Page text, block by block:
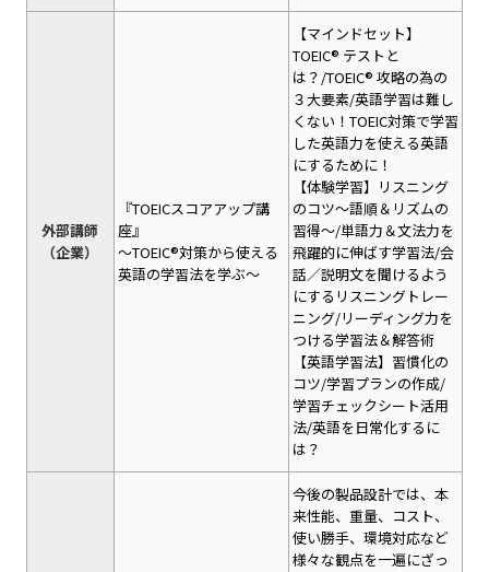
外部講師
（企業）
『TOEICスコアアップ講
座』
～TOEIC®対策から使える
英語の学習法を学ぶ～
【マインドセット】
TOEIC® テストと
は？/TOEIC® 攻略の為の
３大要素/英語学習は難し
くない！TOEIC対策で学習
した英語力を使える英語
にするために！
【体験学習】リスニング
のコツ～語順＆リズムの
習得～/単語力＆文法力を
飛躍的に伸ばす学習法/会
話／説明文を聞けるよう
にするリスニングトレー
ニング/リーディング力を
つける学習法＆解答術
【英語学習法】習慣化の
コツ/学習プランの作成/
学習チェックシート活用
法/英語を日常化するに
は？
今後の製品設計では、本
来性能、重量、コスト、
使い勝手、環境対応など
様々な観点を一遍にざっ